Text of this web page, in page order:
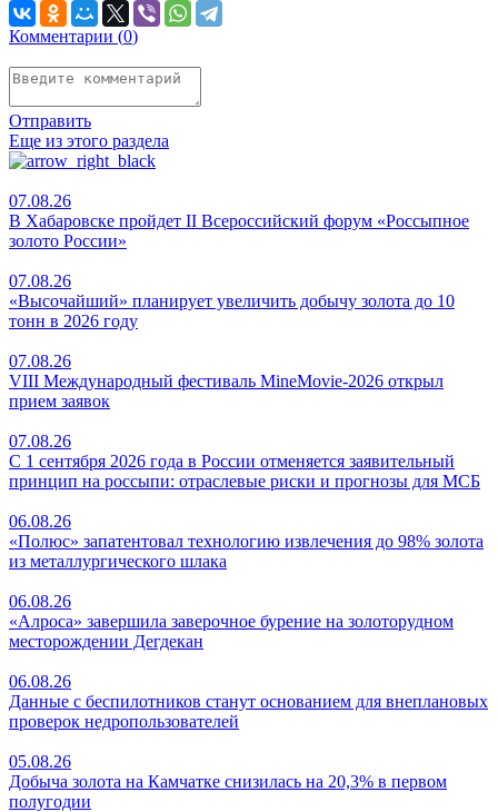
Комментарии (0)
Отправить
Еще из этого раздела
07.08.26
В Хабаровске пройдет II Всероссийский форум «Россыпное
золото России»
07.08.26
«Высочайший» планирует увеличить добычу золота до 10
тонн в 2026 году
07.08.26
VIII Международный фестиваль MineMovie-2026 открыл
прием заявок
07.08.26
С 1 сентября 2026 года в России отменяется заявительный
принцип на россыпи: отраслевые риски и прогнозы для МСБ
06.08.26
«Полюс» запатентовал технологию извлечения до 98% золота
из металлургического шлака
06.08.26
«Алроса» завершила заверочное бурение на золоторудном
месторождении Дегдекан
06.08.26
Данные с беспилотников станут основанием для внеплановых
проверок недропользователей
05.08.26
Добыча золота на Камчатке снизилась на 20,3% в первом
полугодии